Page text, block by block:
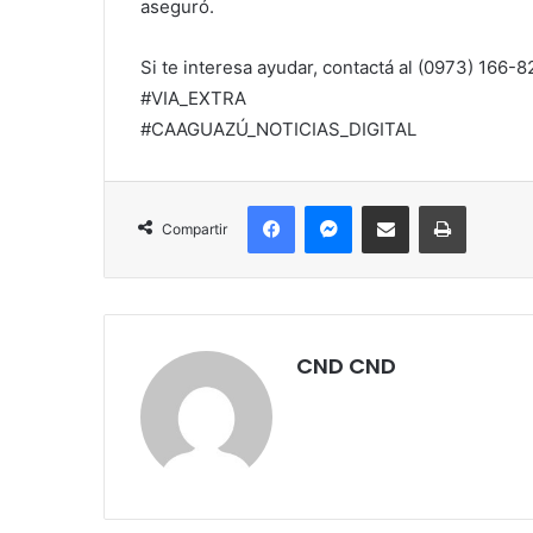
aseguró.
Si te interesa ayudar, contactá al (0973) 166-
#VIA_EXTRA
#CAAGUAZÚ_NOTICIAS_DIGITAL
Compartir
FacebookMessengerCompartir por correo electrónicoImprimir
CND CND